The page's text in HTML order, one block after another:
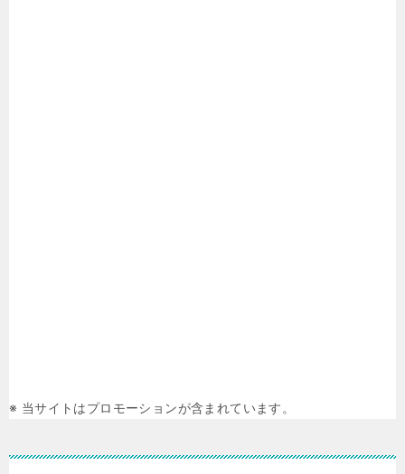
※ 当サイトはプロモーションが含まれています。